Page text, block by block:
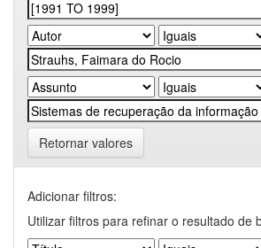
Retornar valores
Adicionar filtros:
Utilizar filtros para refinar o resultado de